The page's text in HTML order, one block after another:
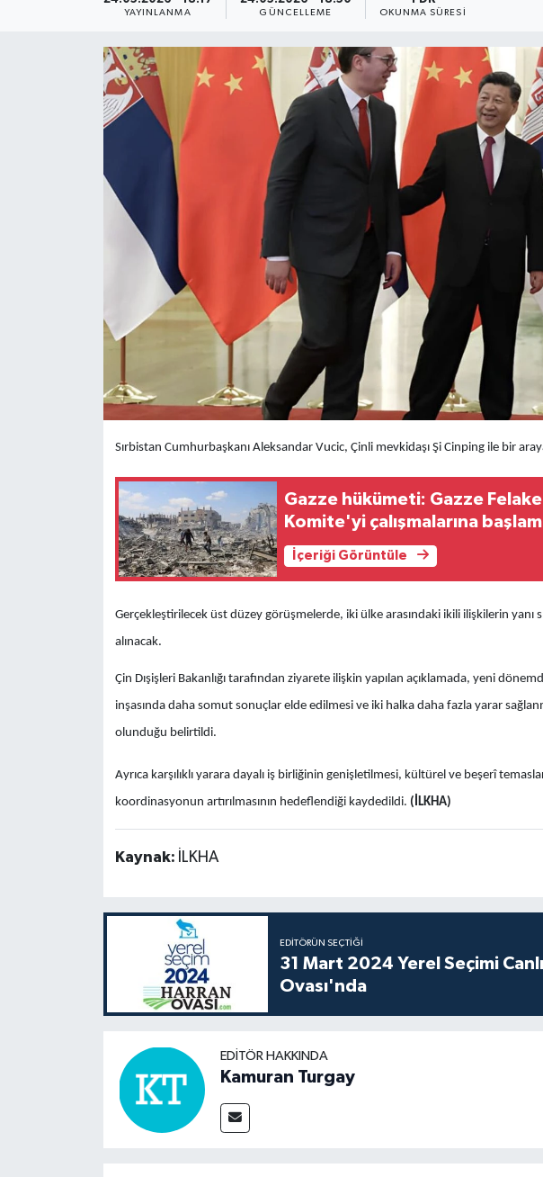
YAYINLANMA GÜNCELLEME OKUNMA SÜRESI
Sırbistan Cumhurbaşkanı Aleksandar Vucic, Çinli mevkidaşı Şi Cinping ile bir
Gazze hükümeti: Gazze
Komite'yi çalışmalarına
İçeriği Görüntüle
Gerçekleştirilecek üst düzey görüşmelerde, iki ülke arasındaki ikili ilişkilerin yanı
alınacak.
Çin Dışişleri Bakanlığı tarafından ziyarete ilişkin yapılan açıklamada, yeni
inşasında daha somut sonuçlar elde edilmesi ve iki halka daha fazla yarar
olunduğu belirtildi.
Ayrıca karşılıklı yarara dayalı iş birliğinin genişletilmesi, kültürel ve beşerî
koordinasyonun artırılmasının hedeflendiği kaydedildi. (İLKHA)
Kaynak: İLKHA
EDITÖRÜN SEÇTIĞI
31 Mart 2024 Yerel Seçimi
Ovası'nda
EDITÖR HAKKINDA
Kamuran Turgay
Bi̇li̇m & Teknoloji̇